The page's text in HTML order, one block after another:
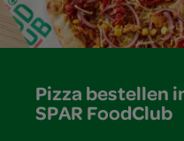
Pizza bestellen
SPAR FoodClub